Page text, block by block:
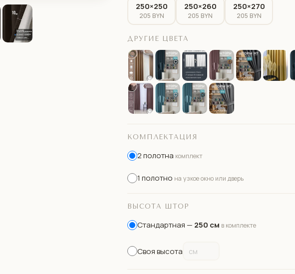
250×250
205 BYN
250×260
205 BYN
250×270
205 BYN
ДРУГИЕ ЦВЕТА
КОМПЛЕКТАЦИЯ
2 полотна комплект
1 полотно на узкое окно или дверь
ВЫСОТА ШТОР
Стандартная — 250 см в комплекте
Своя высота